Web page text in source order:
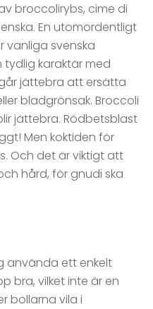
broccolirybs, cime di
En utomordentligt
vanliga svenska
tydlig karaktär med
jättebra att ersätta
bladgrönsak. Broccoli
jättebra. Rödbetsblast
Men koktiden för
Och det är viktigt att
hård, för gnudi ska
använda ett enkelt
bra, vilket inte är en
bollarna vila i